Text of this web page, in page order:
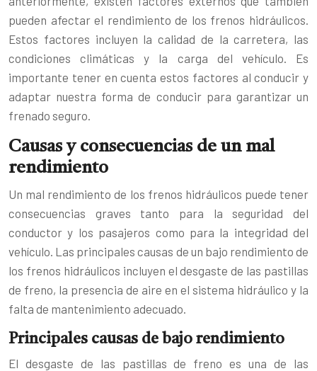
pueden afectar el rendimiento de los frenos hidráulicos.
Estos factores incluyen la calidad de la carretera, las
condiciones climáticas y la carga del vehículo. Es
importante tener en cuenta estos factores al conducir y
adaptar nuestra forma de conducir para garantizar un
frenado seguro.
Causas y consecuencias de un mal
rendimiento
Un mal rendimiento de los frenos hidráulicos puede tener
consecuencias graves tanto para la seguridad del
conductor y los pasajeros como para la integridad del
vehículo. Las principales causas de un bajo rendimiento de
los frenos hidráulicos incluyen el desgaste de las pastillas
de freno, la presencia de aire en el sistema hidráulico y la
falta de mantenimiento adecuado.
Principales causas de bajo rendimiento
El desgaste de las pastillas de freno es una de las